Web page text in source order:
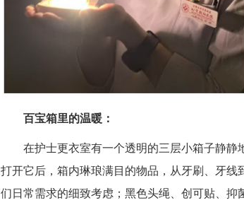
百宝箱里的温暖：
在护士更衣室有一个透明的三层小箱子静
打开它后，箱内琳琅满目的物品，从牙刷、牙
们日常需求的细致考虑；黑色头绳、创可贴、